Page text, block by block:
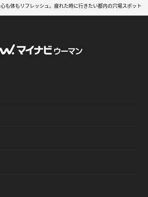
心も体もリフレッシュ。疲れた時に行きたい都内の穴場スポット